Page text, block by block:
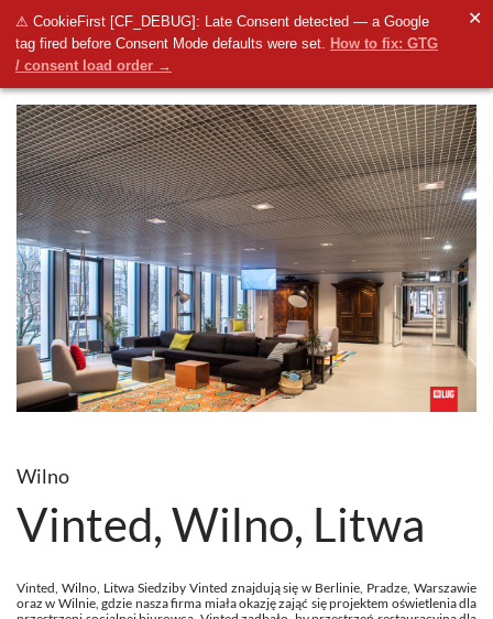
⚠ CookieFirst [CF_DEBUG]: Late Consent detected — a Google
tag fired before Consent Mode defaults were set. How to fix: GTG
/ consent load order →
✕
Wilno
Vinted, Wilno, Litwa
Vinted, Wilno, Litwa Siedziby Vinted znajdują się w Berlinie, Pradze, Warszawie
oraz w Wilnie, gdzie nasza firma miała okazję zająć się projektem oświetlenia dla